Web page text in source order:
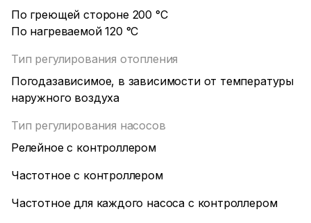
По греющей стороне 200 °С
По нагреваемой 120 °С
Тип регулирования отопления
Погодазависимое, в зависимости от температуры
наружного воздуха
Тип регулирования насосов
Релейное с контроллером
Частотное с контроллером
Частотное для каждого насоса с контроллером